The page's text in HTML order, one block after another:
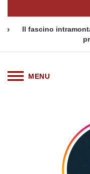
Il fascino